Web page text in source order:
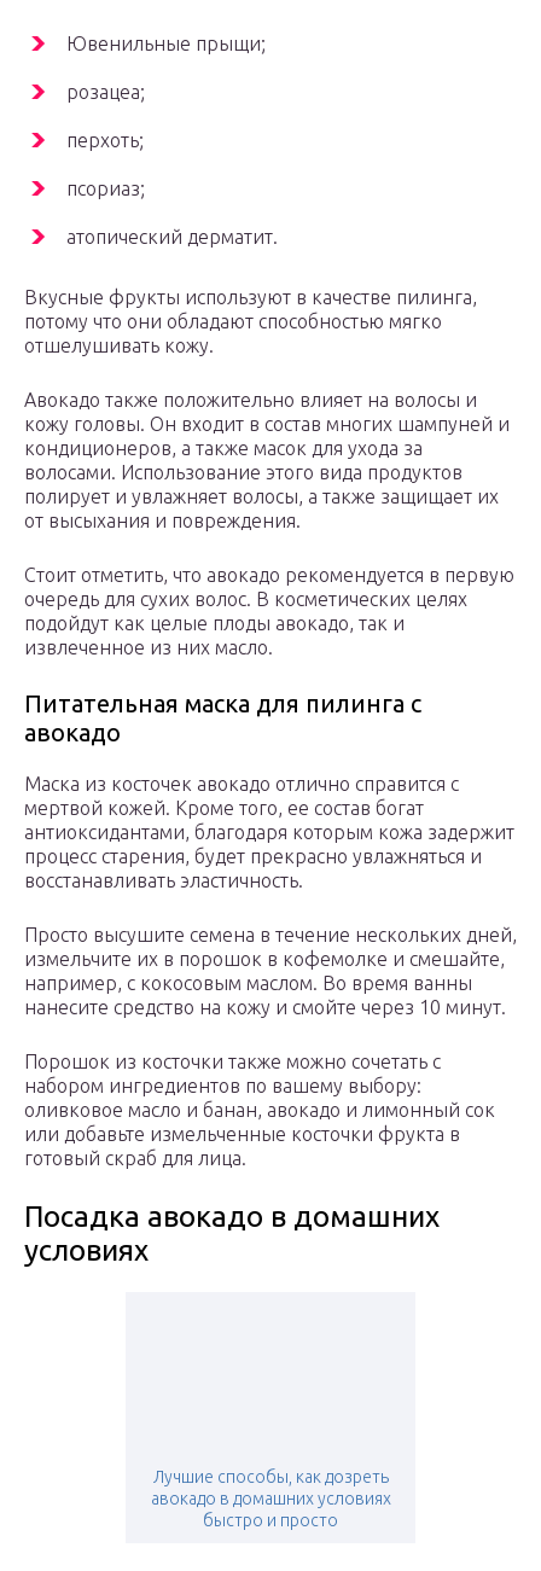
Ювенильные прыщи;
розацеа;
перхоть;
псориаз;
атопический дерматит.
Вкусные фрукты используют в качестве пилинга,
потому что они обладают способностью мягко
отшелушивать кожу.
Авокадо также положительно влияет на волосы и
кожу головы. Он входит в состав многих шампуней и
кондиционеров, а также масок для ухода за
волосами. Использование этого вида продуктов
полирует и увлажняет волосы, а также защищает их
от высыхания и повреждения.
Стоит отметить, что авокадо рекомендуется в первую
очередь для сухих волос. В косметических целях
подойдут как целые плоды авокадо, так и
извлеченное из них масло.
Питательная маска для пилинга с
авокадо
Маска из косточек авокадо отлично справится с
мертвой кожей. Кроме того, ее состав богат
антиоксидантами, благодаря которым кожа задержит
процесс старения, будет прекрасно увлажняться и
восстанавливать эластичность.
Просто высушите семена в течение нескольких дней,
измельчите их в порошок в кофемолке и смешайте,
например, с кокосовым маслом. Во время ванны
нанесите средство на кожу и смойте через 10 минут.
Порошок из косточки также можно сочетать с
набором ингредиентов по вашему выбору:
оливковое масло и банан, авокадо и лимонный сок
или добавьте измельченные косточки фрукта в
готовый скраб для лица.
Посадка авокадо в домашних
условиях
Лучшие способы, как дозреть
авокадо в домашних условиях
быстро и просто